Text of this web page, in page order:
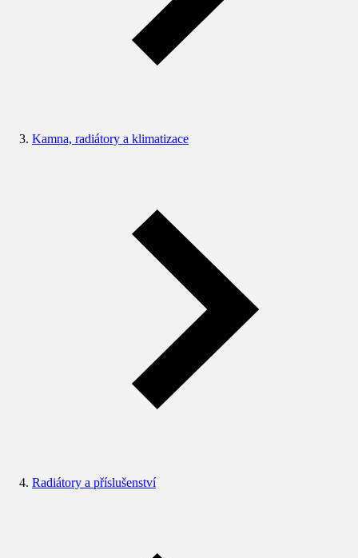
Kamna, radiátory a klimatizace
Radiátory a příslušenství